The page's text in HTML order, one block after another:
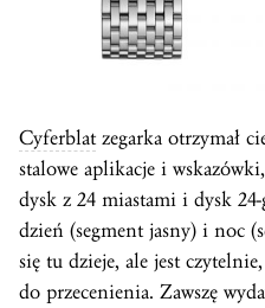
Cyferblatzegarka otrzymał
stalowe aplikacje i
dysk z 24 miastami i dysk
dzień (segment jasny) i noc
się tu dzieje, ale jest
do przecenienia. Zawszę